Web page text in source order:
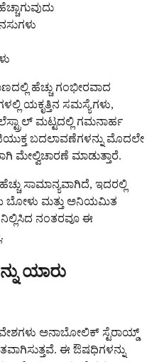
ಹೆಚ್ಚು ಗಂಭೀರವಾದ
ಯಕೃತ್ತಿನ ಸಮಸ್ಯೆಗಳು,
ಮಟ್ಟದಲ್ಲಿ ಗಮನಾರ್ಹ
ಬದಲಾವಣೆಗಳನ್ನು ಮೊದಲೇ
ಮೇಲ್ವಿಚಾರಣೆ ಮಾಡುತ್ತಾರೆ.
ಸಾಮಾನ್ಯವಾಗಿದೆ, ಇದರಲ್ಲಿ
ಬೋಳು ಮತ್ತು ಅನಿಯಮಿತ
ನಂತರವೂ ಈ
ಯಾರು
ಅನಾಬೋಲಿಕ್ ಸ್ಟೆರಾಯ್ಡ್
ಈ ಔಷಧಿಗಳನ್ನು